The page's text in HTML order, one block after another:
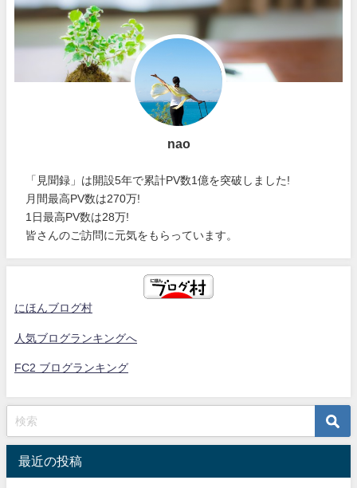
nao
「見聞録」は開設5年で累計PV数1億を突破しました!
月間最高PV数は270万!
1日最高PV数は28万!
皆さんのご訪問に元気をもらっています。
にほんブログ村
人気ブログランキングへ
FC2 ブログランキング
最近の投稿